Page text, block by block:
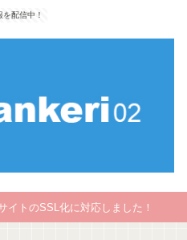
を配信中！
イトのSSL化に対応しました！